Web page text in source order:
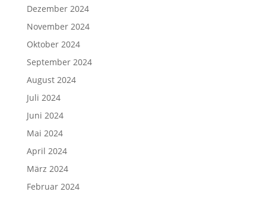
Dezember 2024
November 2024
Oktober 2024
September 2024
August 2024
Juli 2024
Juni 2024
Mai 2024
April 2024
März 2024
Februar 2024